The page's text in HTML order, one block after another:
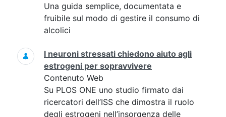
Una guida semplice, documentata e
fruibile sul modo di gestire il consumo di
alcolici
I neuroni stressati chiedono aiuto agli
estrogeni per sopravvivere
Contenuto Web
Su PLOS ONE uno studio firmato dai
ricercatori dell’ISS che dimostra il ruolo
degli estrogeni nell’insorgenza delle